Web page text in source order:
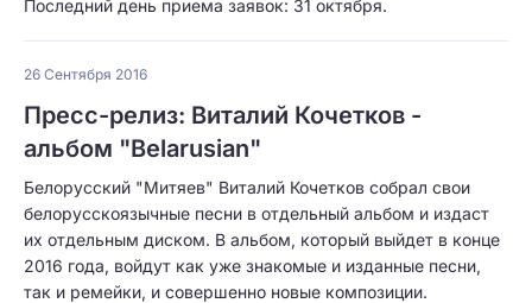
Последний день приема заявок: 31 октября.
26 Сентября 2016
Пресс-релиз: Виталий Кочетков -
альбом "Belarusian"
Белорусский "Митяев" Виталий Кочетков собрал свои
белорусскоязычные песни в отдельный альбом и издаст
их отдельным диском. В альбом, который выйдет в конце
2016 года, войдут как уже знакомые и изданные песни,
так и ремейки, и совершенно новые композиции.